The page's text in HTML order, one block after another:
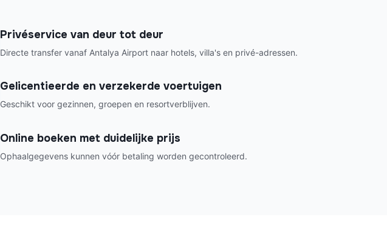
Privéservice van deur tot deur
Directe transfer vanaf Antalya Airport naar hotels, villa's en privé-adressen.
Gelicentieerde en verzekerde voertuigen
Geschikt voor gezinnen, groepen en resortverblijven.
Online boeken met duidelijke prijs
Ophaalgegevens kunnen vóór betaling worden gecontroleerd.